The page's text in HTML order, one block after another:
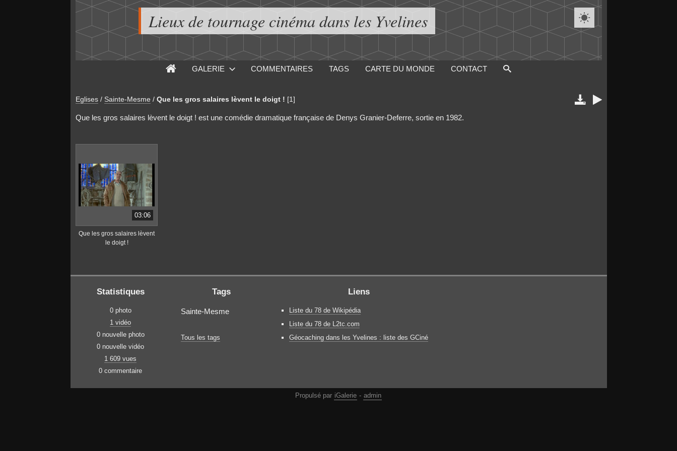
Lieux de tournage cinéma dans les Yvelines 
GALERIE COMMENTAIRES TAGS CARTE DU MONDE CONTACT
Eglises / Sainte-Mesme / Que les gros salaires lèvent le doigt ! [1]  
Que les gros salaires lèvent le doigt ! est une comédie dramatique française de Denys Granier-Deferre, sortie en 1982.
03:06
Que les gros salaires lèvent
le doigt !
Statistiques
0 photo
1 vidéo
0 nouvelle photo
0 nouvelle vidéo
1 609 vues
0 commentaire
Tags
Sainte-Mesme
Tous les tags
Liens
Liste du 78 de Wikipédia
Liste du 78 de L2tc.com
Géocaching dans les Yvelines : liste des GCiné
Propulsé par iGalerie - admin